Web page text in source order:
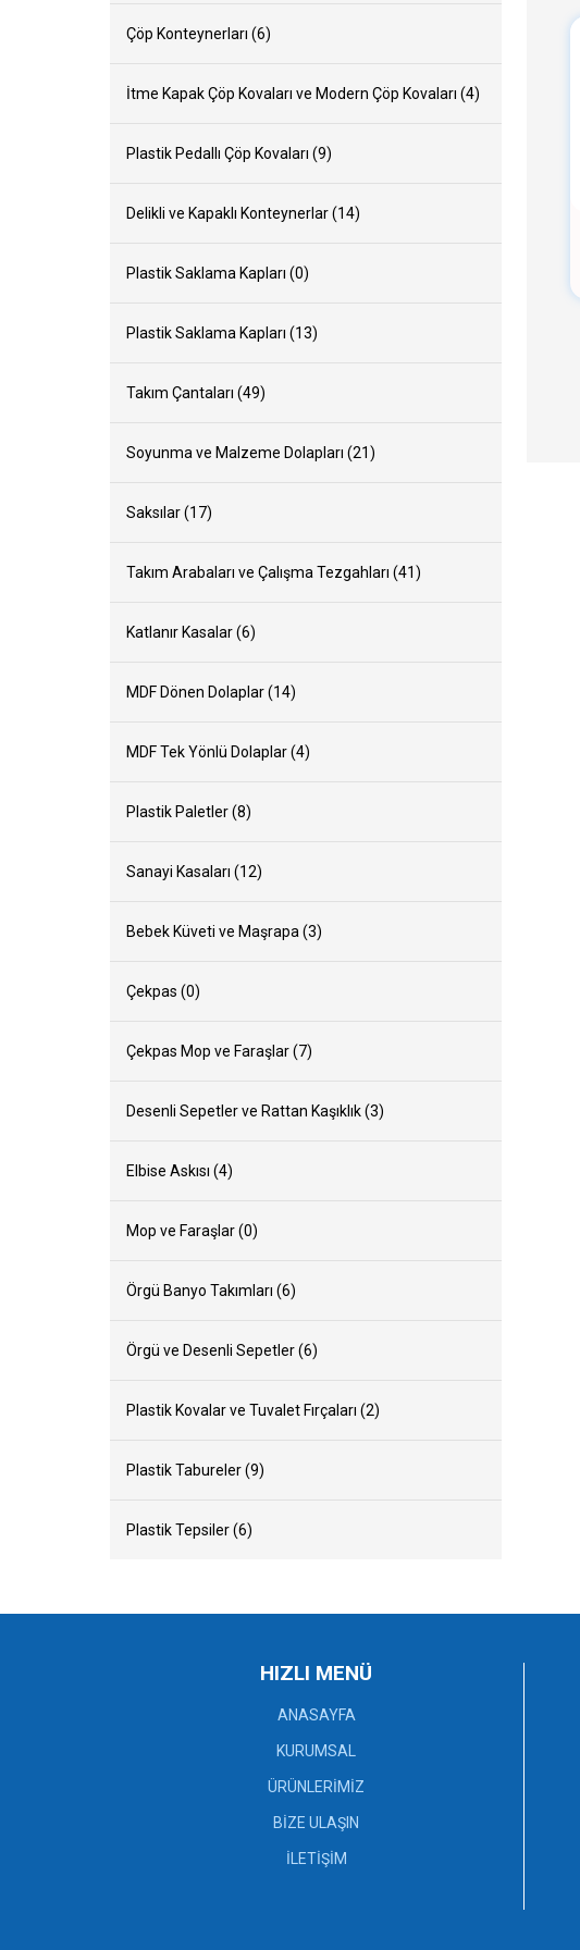
Çöp Konteynerları (6)
İtme Kapak Çöp Kovaları ve Modern Çöp Kovaları (4)
Plastik Pedallı Çöp Kovaları (9)
Delikli ve Kapaklı Konteynerlar (14)
Plastik Saklama Kapları (0)
Plastik Saklama Kapları (13)
Takım Çantaları (49)
Soyunma ve Malzeme Dolapları (21)
Saksılar (17)
Takım Arabaları ve Çalışma Tezgahları (41)
Katlanır Kasalar (6)
MDF Dönen Dolaplar (14)
MDF Tek Yönlü Dolaplar (4)
Plastik Paletler (8)
Sanayi Kasaları (12)
Bebek Küveti ve Maşrapa (3)
Çekpas (0)
Çekpas Mop ve Faraşlar (7)
Desenli Sepetler ve Rattan Kaşıklık (3)
Elbise Askısı (4)
Mop ve Faraşlar (0)
Örgü Banyo Takımları (6)
Örgü ve Desenli Sepetler (6)
Plastik Kovalar ve Tuvalet Fırçaları (2)
Plastik Tabureler (9)
Plastik Tepsiler (6)
HIZLI MENÜ
ANASAYFA
KURUMSAL
ÜRÜNLERİMİZ
BİZE ULAŞIN
İLETİŞİM